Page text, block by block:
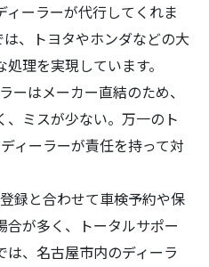
ーラーが代行してくれま
、トヨタやホンダなどの大
理を実現しています。
ーはメーカー直結のため、
ミスが少ない。万一のト
ィーラーが責任を持って対
登録と合わせて車検予約や保
が多く、トータルサポー
は、名古屋市内のディーラ